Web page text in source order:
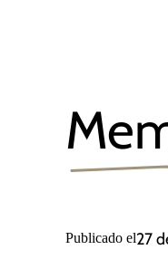
Publicado el27